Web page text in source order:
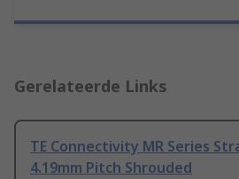
Gerelateerde Links
TE Connectivity MR Series
4.19mm Pitch Shrouded